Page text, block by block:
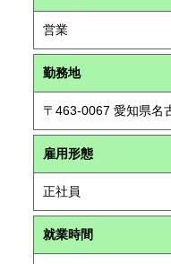
営業
勤務地
〒463-0067 愛知県名
雇用形態
正社員
就業時間